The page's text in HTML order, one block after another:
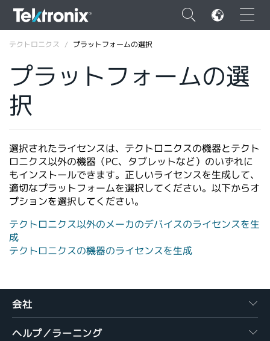
×
DEUTSCH
VIỆT NAM
韓国語
テクトロニクス プラットフォームの選択
プラットフォームの選
択
選択されたライセンスは、テクトロニクスの機器とテクト
ロニクス以外の機器（PC、タブレットなど）のいずれに
もインストールできます。正しいライセンスを生成して、
適切なプラットフォームを選択してください。以下からオ
プションを選択してください。
テクトロニクス以外のメーカのデバイスのライセンスを生
成
テクトロニクスの機器のライセンスを生成
会社
ヘルプ／ラーニング